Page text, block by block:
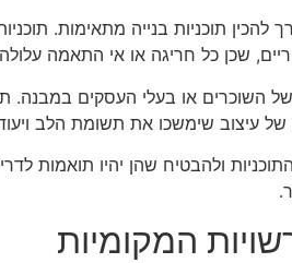
להכין תוכניות בנייה מתאימות.
שכן כל חריגה או אי התאמה
השוכרים או בעלי העסקים במבנה.
עיצוב שימשכו את תשומת הלב
ולהבטיח שהן יהיו תואמות
המקומיות